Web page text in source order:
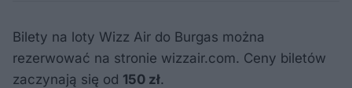
Bilety na loty Wizz Air do Burgas można
rezerwować na stronie wizzair.com. Ceny biletów
zaczynają się od 150 zł.